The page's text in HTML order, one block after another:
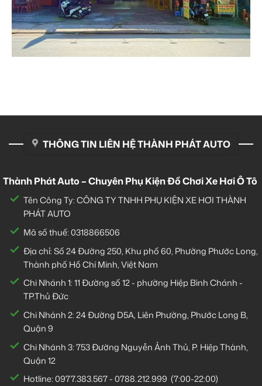
THÔNG TIN LIÊN HỆ THÀNH PHÁT AUTO
Thành Phát Auto – Chuyên Phụ Kiện Đồ Chơi Xe Hơi Ô Tô
Tên Công Ty: CÔNG TY TNHH PHỤ KIỆN XE HƠI THÀNH
PHÁT AUTO
Mã số thuế: 0318866506
Địa chỉ: Số 24 Đường 250, Khu phố 60, Phường Phước Long,
Thành phố Hồ Chí Minh, Việt Nam
Chi Nhánh 1:11 Đường số 12 - phường Hiệp Bình Chánh -
TP.Thủ Đức
Chi Nhánh 2:24 Đường D5A, Liên Phường, Phước Long B,
Quận 9
Chi Nhánh 3:753 Đường Nguyễn Ảnh Thủ, P. Hiệp Thành,
Quận 12
Hotline:0977.383.567-0788.212.999 (7:00-22:00)